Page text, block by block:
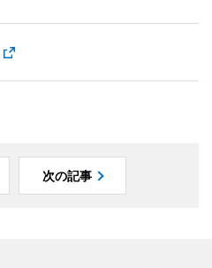
次の記事